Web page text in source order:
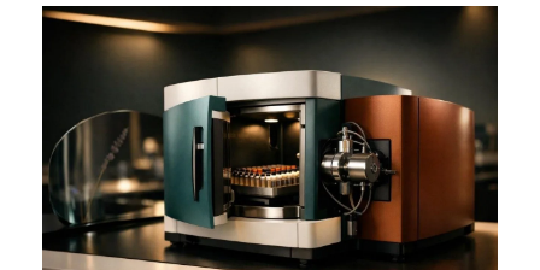
Polski
한국어
Slovenščina
Magyar
বাংলা
اردو